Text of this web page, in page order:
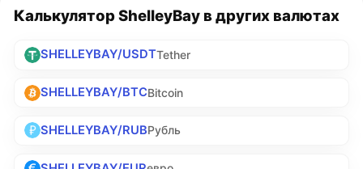
Калькулятор ShelleyBay в других валютах
SHELLEYBAY/USDTTether
SHELLEYBAY/BTCBitcoin
SHELLEYBAY/RUBРубль